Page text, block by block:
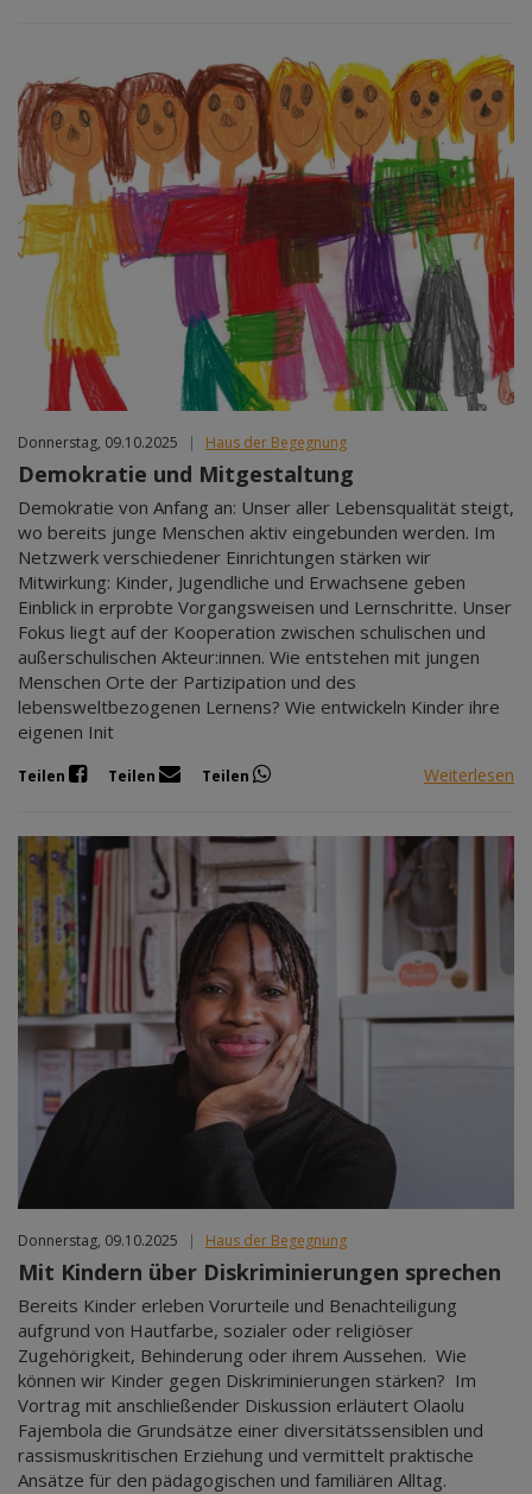
Donnerstag, 09.10.2025 | Haus der Begegnung
Demokratie und Mitgestaltung
Demokratie von Anfang an: Unser aller Lebensqualität steigt,
wo bereits junge Menschen aktiv eingebunden werden. Im
Netzwerk verschiedener Einrichtungen stärken wir
Mitwirkung: Kinder, Jugendliche und Erwachsene geben
Einblick in erprobte Vorgangsweisen und Lernschritte. Unser
Fokus liegt auf der Kooperation zwischen schulischen und
außerschulischen Akteur:innen. Wie entstehen mit jungen
Menschen Orte der Partizipation und des
lebensweltbezogenen Lernens? Wie entwickeln Kinder ihre
eigenen Init
Teilen Teilen Teilen Weiterlesen
Donnerstag, 09.10.2025 | Haus der Begegnung
Mit Kindern über Diskriminierungen sprechen
Bereits Kinder erleben Vorurteile und Benachteiligung
aufgrund von Hautfarbe, sozialer oder religiöser
Zugehörigkeit, Behinderung oder ihrem Aussehen. Wie
können wir Kinder gegen Diskriminierungen stärken? Im
Vortrag mit anschließender Diskussion erläutert Olaolu
Fajembola die Grundsätze einer diversitätssensiblen und
rassismuskritischen Erziehung und vermittelt praktische
Ansätze für den pädagogischen und familiären Alltag.